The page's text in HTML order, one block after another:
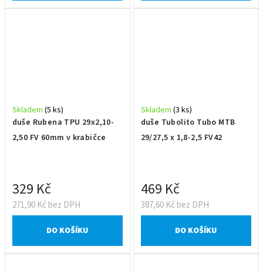
duše Rubena TPU 29x2,10-
2,50 FV 60mm v krabičce
Skladem (5 ks)
271,90 Kč bez DPH
329 Kč
DO KOŠÍKU
duše Tubolito Tubo MTB
29/27,5 x 1,8-2,5 FV42
Skladem (3 ks)
387,60 Kč bez DPH
469 Kč
DO KOŠÍKU